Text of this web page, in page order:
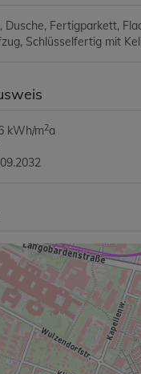
Dusche Fertigparkett
Schlüsselfertig mit
kWh/m2a